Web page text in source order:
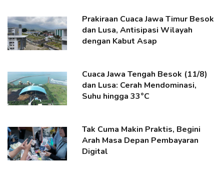
Prakiraan Cuaca Jawa Timur Besok
dan Lusa, Antisipasi Wilayah
dengan Kabut Asap
Cuaca Jawa Tengah Besok (11/8)
dan Lusa: Cerah Mendominasi,
Suhu hingga 33°C
Tak Cuma Makin Praktis, Begini
Arah Masa Depan Pembayaran
Digital